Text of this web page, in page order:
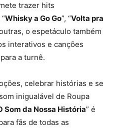
trazer hits
“Whisky a Go Go”, “Volta pra
o espetáculo também
interativos e canções
a turnê.
celebrar histórias e se
inigualável de Roupa
Som da Nossa História” é
fãs de todas as